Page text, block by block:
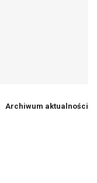
Archiwum aktualności